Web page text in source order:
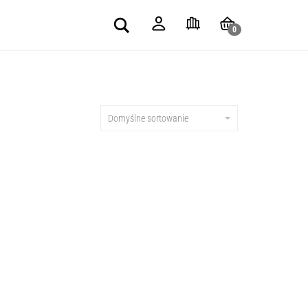
Search
0
Domyślne sortowanie